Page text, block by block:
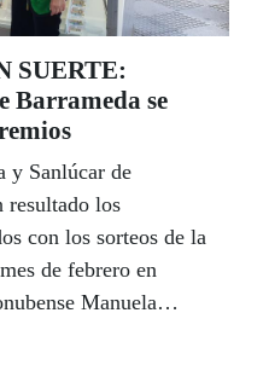
aseguró que no hay
a redoblar sus
la COVID.
SUERTE:
Barrameda se
y Sanlúcar de
resultado los
con los sorteos de la
de febrero en
Manuela